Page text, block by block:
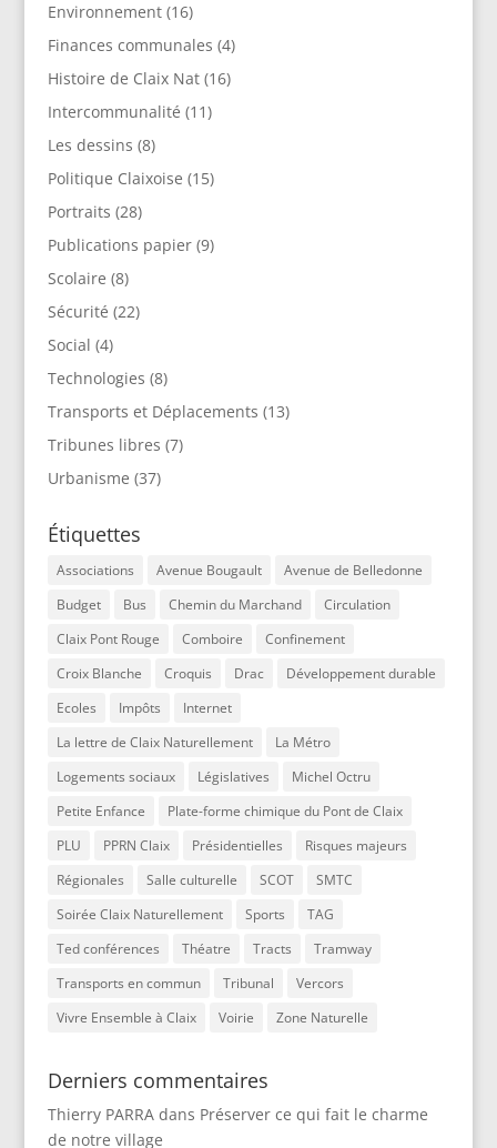
Environnement(16)
Finances communales (4)
Histoire de Claix Nat(16)
Intercommunalité (11)
Les dessins (8)
Politique Claixoise (15)
Portraits (28)
Publications papier(9)
Scolaire (8)
Sécurité (22)
Social (4)
Technologies (8)
Transports et Déplacements (13)
Tribunes libres (7)
Urbanisme (37)
Étiquettes
Associations Avenue Bougault
Avenue de Belledonne
Budget
Bus Chemin du Marchand
Circulation
Claix Pont Rouge
Comboire
Confinement
Croix Blanche
Croquis Drac
Développement durable
Ecoles
Impôts
Internet
La lettre de Claix Naturellement
La Métro
Logements sociaux
Législatives
Michel Octru
Petite Enfance
Plate-forme chimique du Pont de Claix
PLU
PPRN Claix Présidentielles
Risques majeurs
Régionales
Salle culturelle SCOT
SMTC
Soirée Claix Naturellement
Sports
TAG
Ted conférences
Théatre Tracts
Tramway
Transports en commun
Tribunal
Vercors
Vivre Ensemble à Claix
Voirie Zone Naturelle
Derniers commentaires
Thierry PARRAdans Préserver ce qui fait le charme
de notre village